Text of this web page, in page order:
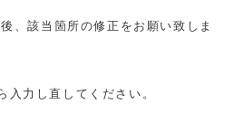
、該当箇所の修正をお願い致しま
入力し直してください。